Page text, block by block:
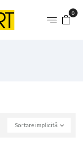
0
Sortare implicită